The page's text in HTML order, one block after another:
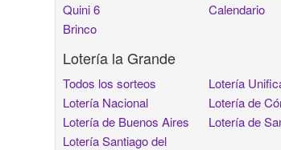
Quini 6
Brinco
Calendario
Lotería la Grande
Todos los sorteos
Lotería Nacional
Lotería de Buenos Aires
Lotería Santiago del
Lotería
Lotería de
Lotería de